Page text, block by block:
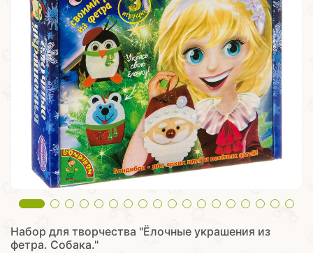
Набор для творчества "Ёлочные украшения из
фетра. Собака."